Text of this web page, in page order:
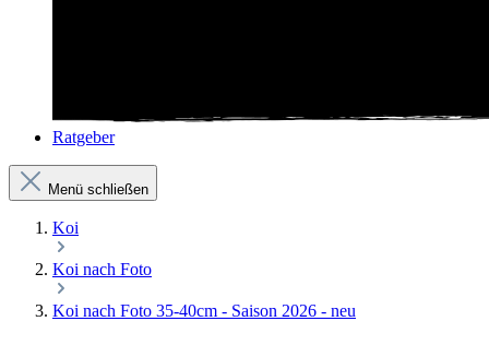
Ratgeber
Menü schließen
Koi
Koi nach Foto
Koi nach Foto 35-40cm - Saison 2026 - neu